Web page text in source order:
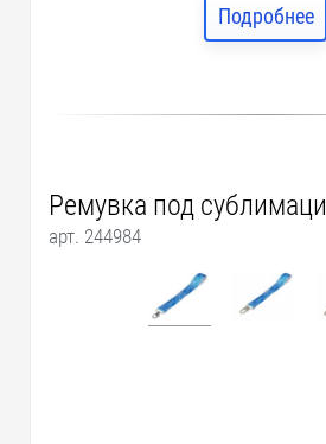
Подробнее
Ремувка под
арт. 244984